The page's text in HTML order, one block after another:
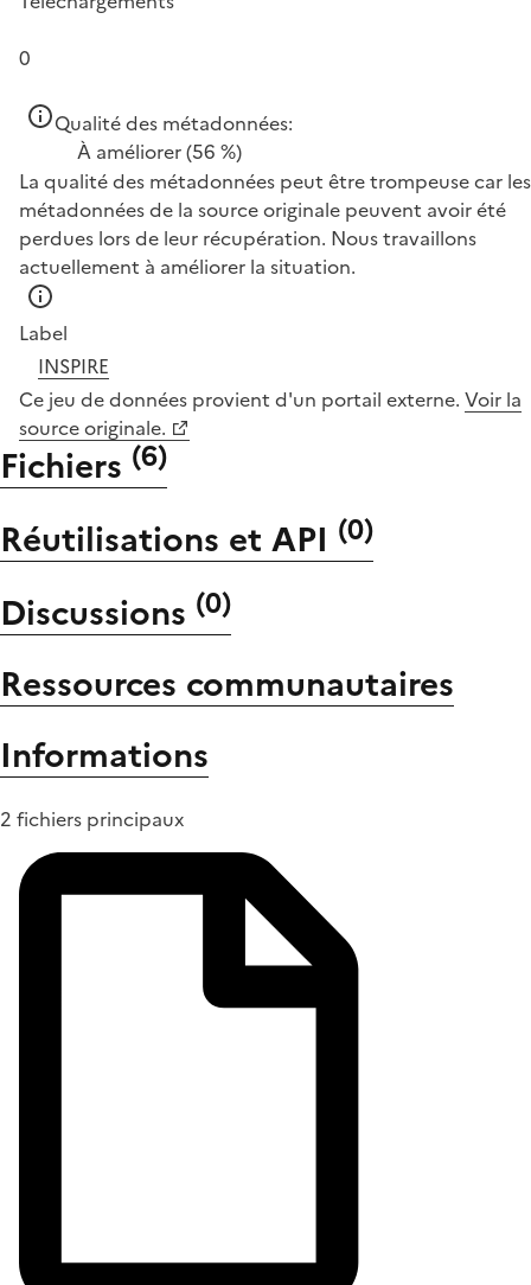
0
Qualité des métadonnées:
À améliorer(56 %)
La qualité des métadonnées peut être trompeuse car les
métadonnées de la source originale peuvent avoir été
perdues lors de leur récupération. Nous travaillons
actuellement à améliorer la situation.
Label
INSPIRE
Ce jeu de données provient d'un portail externe. Voir la
source originale.
Fichiers (6)
Réutilisations et API (0)
Discussions (0)
Ressources communautaires
Informations
2 fichiers principaux